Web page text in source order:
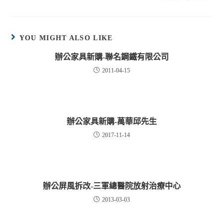
YOU MIGHT ALSO LIKE
辦公家具新購-聯名鋼鐵有限公司
2011-04-15
辦公家具新購-萬華邱先生
2017-11-14
辦公屏風拆改-三軍總醫院放射治療中心
2013-03-03